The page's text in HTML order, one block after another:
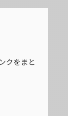
クをまと